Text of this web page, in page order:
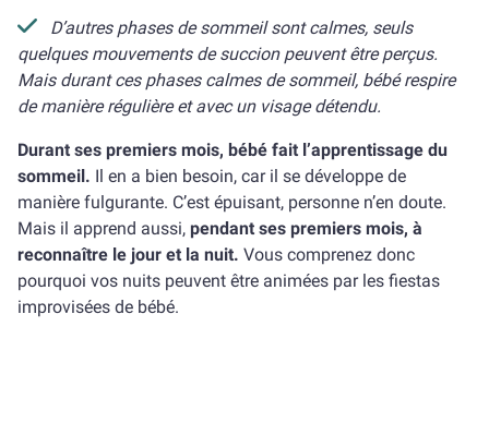
D’autres phases de sommeil sont calmes, seuls
quelques mouvements de succion peuvent être perçus.
Mais durant ces phases calmes de sommeil, bébé respire
de manière régulière et avec un visage détendu.
Durant ses premiers mois, bébé fait l’apprentissage du
sommeil. Il en a bien besoin, car il se développe de
manière fulgurante. C’est épuisant, personne n’en doute.
Mais il apprend aussi, pendant ses premiers mois, à
reconnaître le jour et la nuit. Vous comprenez donc
pourquoi vos nuits peuvent être animées par les fiestas
improvisées de bébé.